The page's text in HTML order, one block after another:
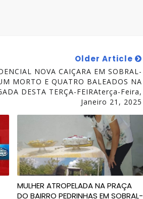
Older Article
NOVA CAIÇARA EM SOBRAL-
MORTO E QUATRO BALEADOS NA
DESTA TERÇA-FEIRAterça-Feira,
Janeiro 21, 2025
MULHER ATROPELADA NA PRAÇA
DO BAIRRO PEDRINHAS EM SOBRAL-